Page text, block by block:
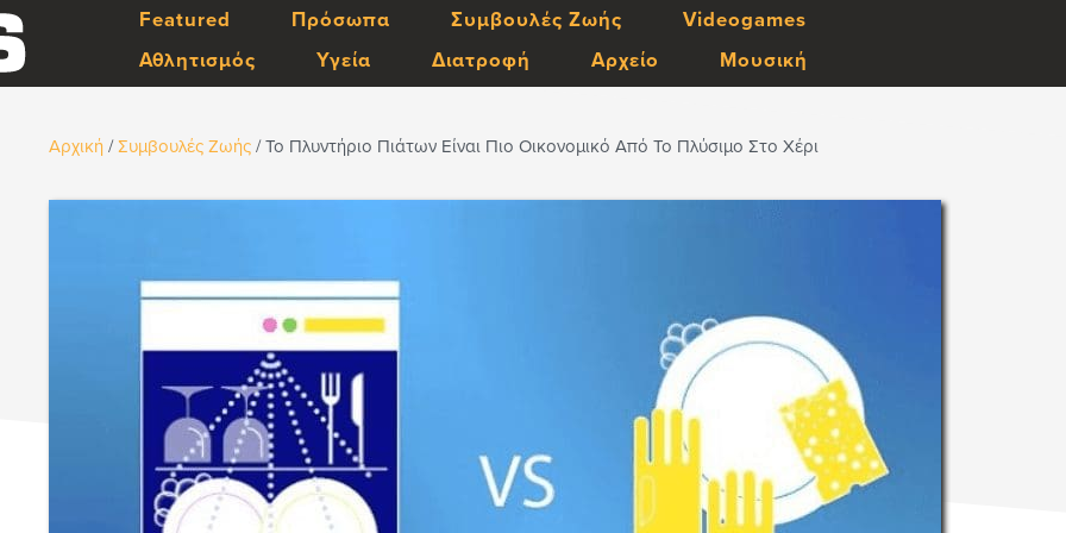
Featured Πρόσωπα Συμβουλές Ζωής
Videogames
Αθλητισμός
Υγεία Διατροφή Αρχείο Μουσική
Αρχική / Συμβουλές Ζωής /Το Πλυντήριο Πιάτων Είναι Πιο Οικονομικό Από Το Πλύσιμο Στο Χέρι